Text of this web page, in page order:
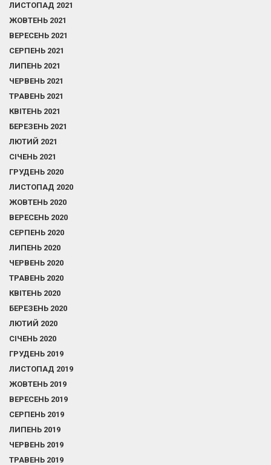
ЛИСТОПАД 2021
ЖОВТЕНЬ 2021
ВЕРЕСЕНЬ 2021
СЕРПЕНЬ 2021
ЛИПЕНЬ 2021
ЧЕРВЕНЬ 2021
ТРАВЕНЬ 2021
КВІТЕНЬ 2021
БЕРЕЗЕНЬ 2021
ЛЮТИЙ 2021
СІЧЕНЬ 2021
ГРУДЕНЬ 2020
ЛИСТОПАД 2020
ЖОВТЕНЬ 2020
ВЕРЕСЕНЬ 2020
СЕРПЕНЬ 2020
ЛИПЕНЬ 2020
ЧЕРВЕНЬ 2020
ТРАВЕНЬ 2020
КВІТЕНЬ 2020
БЕРЕЗЕНЬ 2020
ЛЮТИЙ 2020
СІЧЕНЬ 2020
ГРУДЕНЬ 2019
ЛИСТОПАД 2019
ЖОВТЕНЬ 2019
ВЕРЕСЕНЬ 2019
СЕРПЕНЬ 2019
ЛИПЕНЬ 2019
ЧЕРВЕНЬ 2019
ТРАВЕНЬ 2019